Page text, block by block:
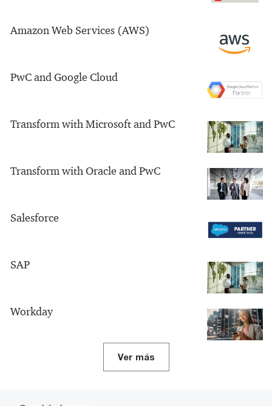
Amazon Web Services (AWS)
PwC and Google Cloud
Transform with Microsoft and PwC
Transform with Oracle and PwC
Salesforce
SAP
Workday
Ver más